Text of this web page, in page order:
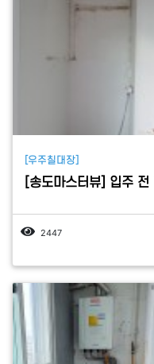
[우주칠대장]
[송도마스터뷰] 입주
2447